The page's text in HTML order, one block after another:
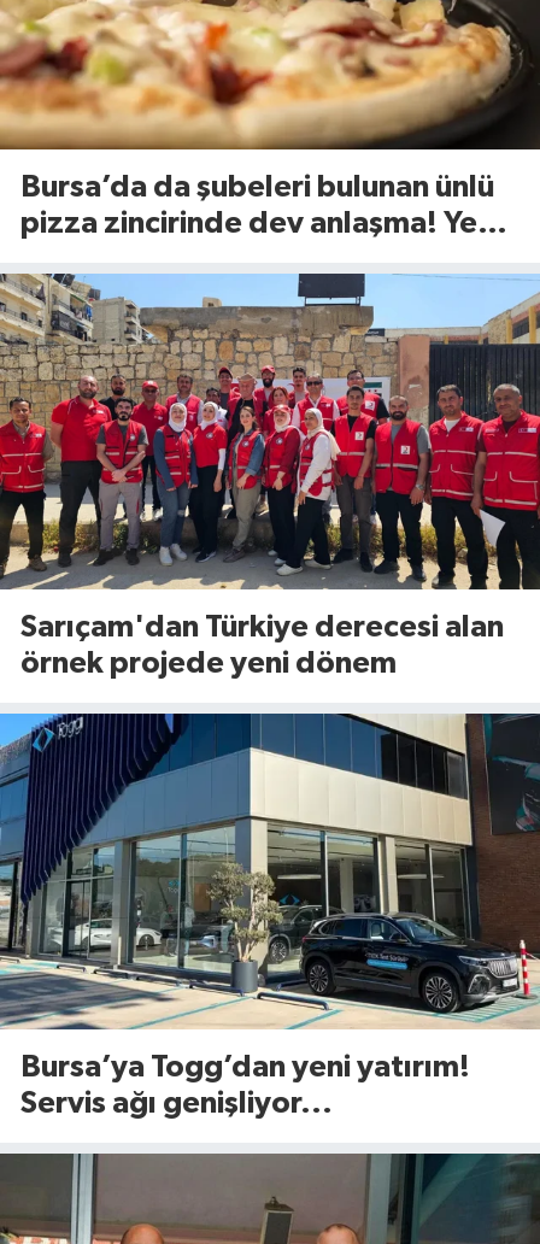
Bursa’da da şubeleri bulunan ünlü
pizza zincirinde dev anlaşma! Yeni
Sarıçam'dan Türkiye derecesi alan
örnek projede yeni dönem
Bursa’ya Togg’dan yeni yatırım!
Servis ağı genişliyor...